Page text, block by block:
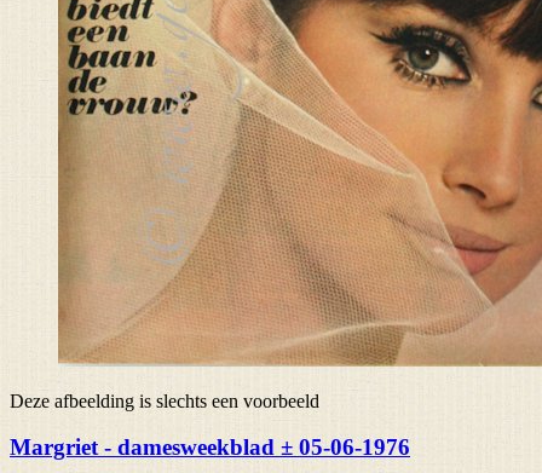
Deze afbeelding is slechts een voorbeeld
Margriet - damesweekblad ± 05-06-1976